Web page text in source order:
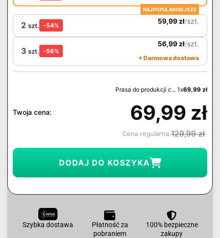
NAJPOPULARNIEJSZE
2 szt. -54%
59,99 zł/szt.
3 szt. -56%
56,99 zł/szt.
+ Darmowa dostawa
Prasa do produkcji c... 1x69,99 zł
Twoja cena: 69,99 zł
Cena regularna:129,99zł
DODAJ DO KOSZYKA
Szybka dostawa
Płatność za
pobraniem
100% bezpieczne
zakupy